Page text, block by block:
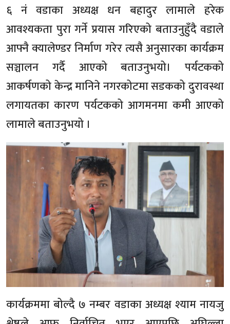
६ नं वडाका अध्यक्ष धन बहादुर लामाले हरेक
आवश्यकता पुरा गर्ने प्रयास गरिएको बताउनुहुँदै वडाले
आफ्नै क्यालेण्डर निर्माण गरेर त्यसै अनुसारका कार्यक्रम
सञ्चालन गर्दै आएको बताउनुभयो। पर्यटकको
आकर्षणको केन्द्र मानिने नगरकोटमा सडकको दुरावस्था
लगायतका कारण पर्यटकको आगमनमा कमी आएको
लामाले बताउनुभयो ।
कार्यक्रममा बोल्दै ७ नम्बर वडाका अध्यक्ष श्याम नायजु